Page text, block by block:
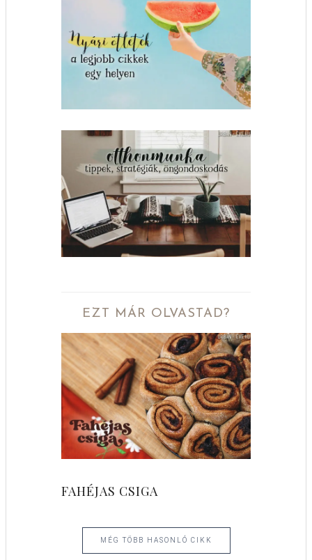
EZT MÁR OLVASTAD?
FAHÉJAS CSIGA
MÉG TÖBB HASONLÓ CIKK